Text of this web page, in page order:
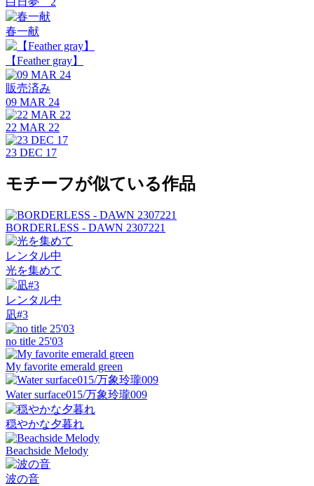
春一献
【Feather gray】
販売済み
09 MAR 24
22 MAR 22
23 DEC 17
モチーフが似ている作品
BORDERLESS - DAWN 2307221
レンタル中
光を集めて
レンタル中
凪#3
no title 25'03
My favorite emerald green
Water surface015/万象玲瓏009
穏やかな夕暮れ
Beachside Melody
波の音